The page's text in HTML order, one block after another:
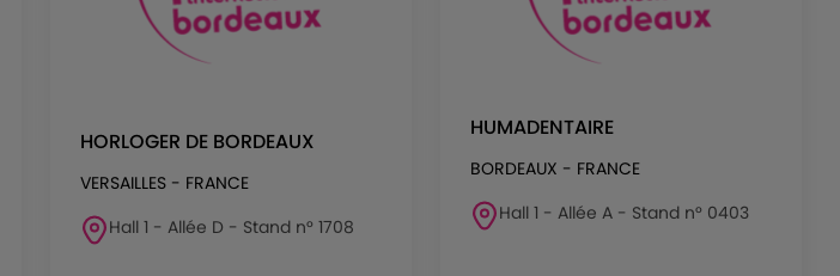
HORLOGER DE BORDEAUX
VERSAILLES - FRANCE
Hall 1 - Allée D - Stand n° 1708
HUMADENTAIRE
BORDEAUX - FRANCE
Hall 1 - Allée A - Stand n° 0403